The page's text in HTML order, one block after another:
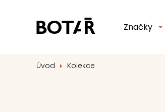
Značky
Úvod Kolekce